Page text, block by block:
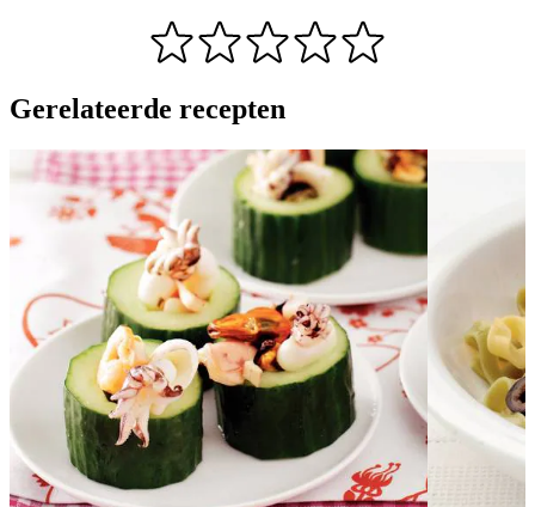
Gerelateerde recepten